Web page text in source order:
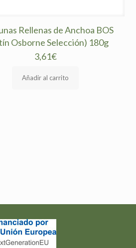
Rellenas de Anchoa BOS
Osborne Selección) 180g
3,61€
Añadir al carrito